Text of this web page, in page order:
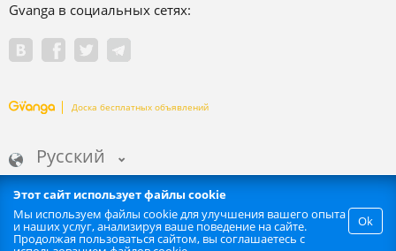
Этот сайт использует файлы cookie
Ok
Мы используем файлы cookie для улучшения вашего опыта
и наших услуг, анализируя ваше поведение на сайте.
Продолжая пользоваться сайтом, вы соглашаетесь с
Gvanga в социальных сетях:
Доска бесплатных объявлений
Русский
Запрещается любое автоматизированное извлечение информации
сайта. | GVANGA.COM 2015-2026 ©.